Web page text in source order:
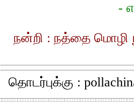
-
நன்றி : நத்தை மொழி
தொடர்புக்கு :